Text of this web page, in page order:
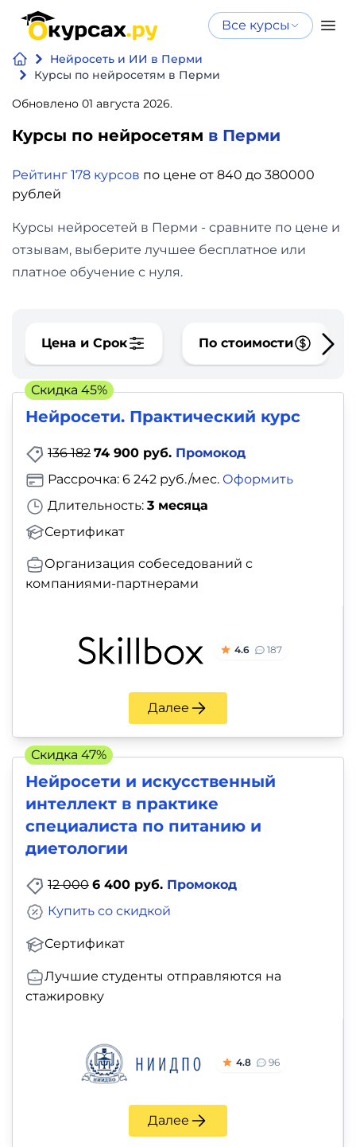
Все курсы
Нейросеть и ИИ в Перми
Курсы по нейросетям в Перми
Обновлено 01 августа 2026.
Курсы по нейросетям в Перми
Рейтинг 178 курсов по цене от 840 до 380000
рублей
Курсы нейросетей в Перми - сравните по цене и
отзывам, выберите лучшее бесплатное или
платное обучение с нуля.
Цена и Срок По стоимости
Нейросети. Практический курс
136 182 74 900 руб. Промокод
Длительность: 3 месяца
Сертификат
Рассрочка: 6 242 руб./мес. Оформить
Организация собеседований с
компаниями-партнерами
4.6 187
Далее
Скидка 45%
Нейросети и искусственный
интеллект в практике
специалиста по питанию и
диетологии
12 000 6 400 руб. Промокод
Сертификат
Купить со скидкой
Лучшие студенты отправляются на
стажировку
4.8 96
Далее
Скидка 47%
Нейросеть
и ИИ
Программирование
и
Дизайн
Видео,
фото,
аудио
Маркетинг
Иностранный
язык
Для
детей
фитнес
Психология
саморазвитие
Прочее
Репетиторы
на
профориентацию
Нейросеть и ИИ
интеллекту
Бесплатно